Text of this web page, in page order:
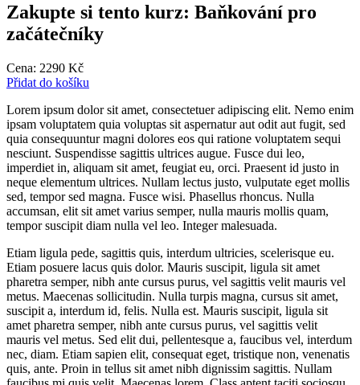
Zakupte si tento kurz: Baňkování pro
začátečníky
Cena: 2290 Kč
Přidat do košíku
Lorem ipsum dolor sit amet, consectetuer adipiscing elit. Nemo enim
ipsam voluptatem quia voluptas sit aspernatur aut odit aut fugit, sed
quia consequuntur magni dolores eos qui ratione voluptatem sequi
nesciunt. Suspendisse sagittis ultrices augue. Fusce dui leo,
imperdiet in, aliquam sit amet, feugiat eu, orci. Praesent id justo in
neque elementum ultrices. Nullam lectus justo, vulputate eget mollis
sed, tempor sed magna. Fusce wisi. Phasellus rhoncus. Nulla
accumsan, elit sit amet varius semper, nulla mauris mollis quam,
tempor suscipit diam nulla vel leo. Integer malesuada.
Etiam ligula pede, sagittis quis, interdum ultricies, scelerisque eu.
Etiam posuere lacus quis dolor. Mauris suscipit, ligula sit amet
pharetra semper, nibh ante cursus purus, vel sagittis velit mauris vel
metus. Maecenas sollicitudin. Nulla turpis magna, cursus sit amet,
suscipit a, interdum id, felis. Nulla est. Mauris suscipit, ligula sit
amet pharetra semper, nibh ante cursus purus, vel sagittis velit
mauris vel metus. Sed elit dui, pellentesque a, faucibus vel, interdum
nec, diam. Etiam sapien elit, consequat eget, tristique non, venenatis
quis, ante. Proin in tellus sit amet nibh dignissim sagittis. Nullam